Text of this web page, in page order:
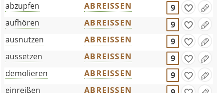
abzupfen
ABREISSEN
9
aufhören
ABREISSEN
9
ausnutzen
ABREISSEN
9
aussetzen
ABREISSEN
9
demolieren
ABREISSEN
9
einreißen
ABREISSEN